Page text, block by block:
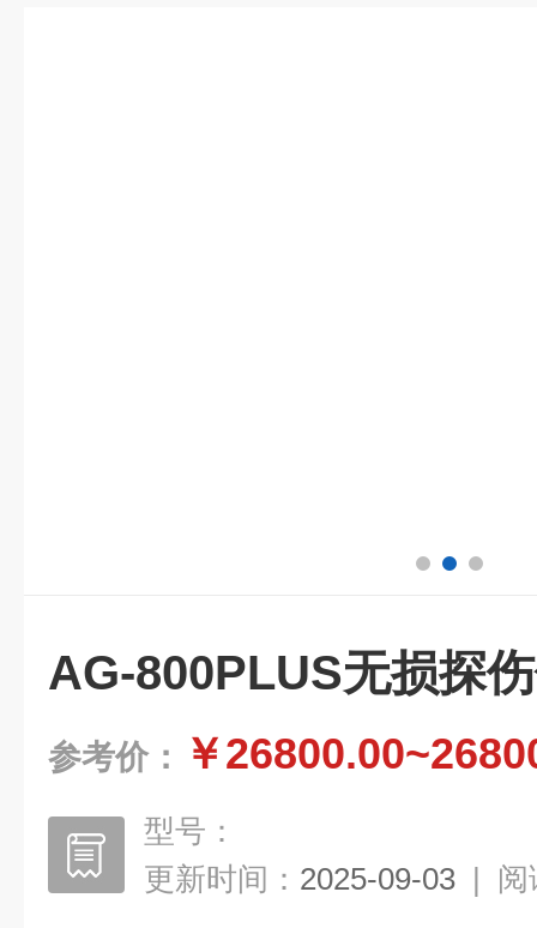
AG-800PLUS无损探
参考价： ￥
型号：
更新时间： 2025-09-03 | 阅